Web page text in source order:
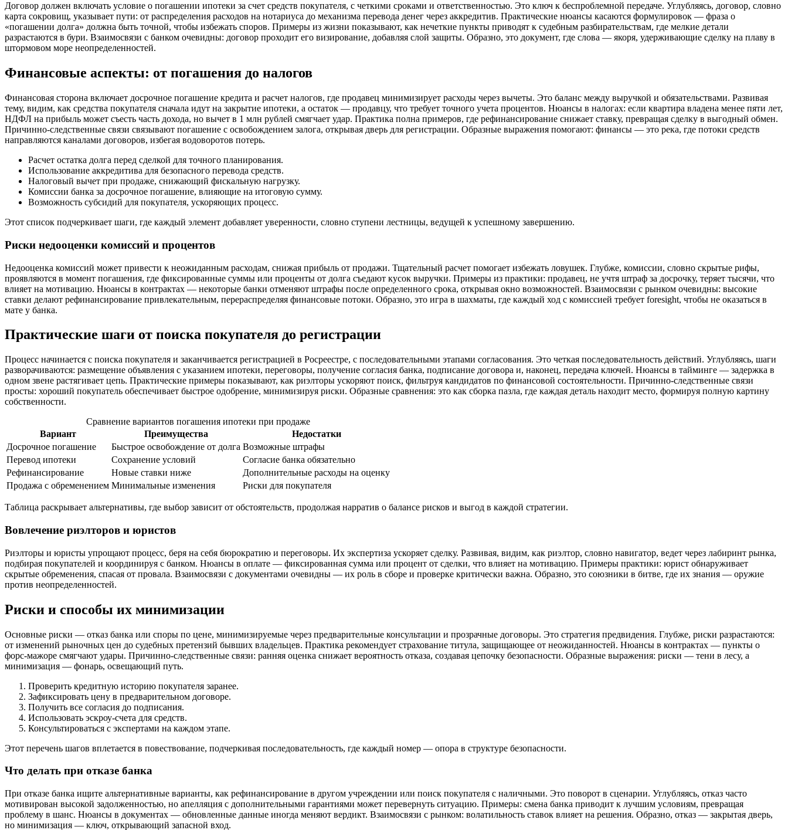
Договор должен включать условие о погашении ипотеки за счет средств покупателя, с четкими сроками и ответственностью. Это ключ к беспроблемной передаче. Углубляясь, договор, словно
карта сокровищ, указывает пути: от распределения расходов на нотариуса до механизма перевода денег через аккредитив. Практические нюансы касаются формулировок — фраза о
«погашении долга» должна быть точной, чтобы избежать споров. Примеры из жизни показывают, как нечеткие пункты приводят к судебным разбирательствам, где мелкие детали
разрастаются в бури. Взаимосвязи с банком очевидны: договор проходит его визирование, добавляя слой защиты. Образно, это документ, где слова — якоря, удерживающие сделку на плаву в
штормовом море неопределенностей.
Финансовые аспекты: от погашения до налогов
Финансовая сторона включает досрочное погашение кредита и расчет налогов, где продавец минимизирует расходы через вычеты. Это баланс между выручкой и обязательствами. Развивая
тему, видим, как средства покупателя сначала идут на закрытие ипотеки, а остаток — продавцу, что требует точного учета процентов. Нюансы в налогах: если квартира владена менее пяти лет,
НДФЛ на прибыль может съесть часть дохода, но вычет в 1 млн рублей смягчает удар. Практика полна примеров, где рефинансирование снижает ставку, превращая сделку в выгодный обмен.
Причинно-следственные связи связывают погашение с освобождением залога, открывая дверь для регистрации. Образные выражения помогают: финансы — это река, где потоки средств
направляются каналами договоров, избегая водоворотов потерь.
Расчет остатка долга перед сделкой для точного планирования.
Использование аккредитива для безопасного перевода средств.
Налоговый вычет при продаже, снижающий фискальную нагрузку.
Комиссии банка за досрочное погашение, влияющие на итоговую сумму.
Возможность субсидий для покупателя, ускоряющих процесс.
Этот список подчеркивает шаги, где каждый элемент добавляет уверенности, словно ступени лестницы, ведущей к успешному завершению.
Риски недооценки комиссий и процентов
Недооценка комиссий может привести к неожиданным расходам, снижая прибыль от продажи. Тщательный расчет помогает избежать ловушек. Глубже, комиссии, словно скрытые рифы,
проявляются в момент погашения, где фиксированные суммы или проценты от долга съедают кусок выручки. Примеры из практики: продавец, не учтя штраф за досрочку, теряет тысячи, что
влияет на мотивацию. Нюансы в контрактах — некоторые банки отменяют штрафы после определенного срока, открывая окно возможностей. Взаимосвязи с рынком очевидны: высокие
ставки делают рефинансирование привлекательным, перераспределяя финансовые потоки. Образно, это игра в шахматы, где каждый ход с комиссией требует foresight, чтобы не оказаться в
мате у банка.
Практические шаги от поиска покупателя до регистрации
Процесс начинается с поиска покупателя и заканчивается регистрацией в Росреестре, с последовательными этапами согласования. Это четкая последовательность действий. Углубляясь, шаги
разворачиваются: размещение объявления с указанием ипотеки, переговоры, получение согласия банка, подписание договора и, наконец, передача ключей. Нюансы в тайминге — задержка в
одном звене растягивает цепь. Практические примеры показывают, как риэлторы ускоряют поиск, фильтруя кандидатов по финансовой состоятельности. Причинно-следственные связи
просты: хороший покупатель обеспечивает быстрое одобрение, минимизируя риски. Образные сравнения: это как сборка пазла, где каждая деталь находит место, формируя полную картину
собственности.
Сравнение вариантов погашения ипотеки при продаже
Вариант
Преимущества
Недостатки
Досрочное погашение
Быстрое освобождение от долга Возможные штрафы
Перевод ипотеки
Сохранение условий
Согласие банка обязательно
Рефинансирование
Новые ставки ниже
Дополнительные расходы на оценку
Продажа с обременением Минимальные изменения Риски для покупателя
Таблица раскрывает альтернативы, где выбор зависит от обстоятельств, продолжая нарратив о балансе рисков и выгод в каждой стратегии.
Вовлечение риэлторов и юристов
Риэлторы и юристы упрощают процесс, беря на себя бюрократию и переговоры. Их экспертиза ускоряет сделку. Развивая, видим, как риэлтор, словно навигатор, ведет через лабиринт рынка,
подбирая покупателей и координируя с банком. Нюансы в оплате — фиксированная сумма или процент от сделки, что влияет на мотивацию. Примеры практики: юрист обнаруживает
скрытые обременения, спасая от провала. Взаимосвязи с документами очевидны — их роль в сборе и проверке критически важна. Образно, это союзники в битве, где их знания — оружие
против неопределенностей.
Риски и способы их минимизации
Основные риски — отказ банка или споры по цене, минимизируемые через предварительные консультации и прозрачные договоры. Это стратегия предвидения. Глубже, риски разрастаются:
от изменений рыночных цен до судебных претензий бывших владельцев. Практика рекомендует страхование титула, защищающее от неожиданностей. Нюансы в контрактах — пункты о
форс-мажоре смягчают удары. Причинно-следственные связи: ранняя оценка снижает вероятность отказа, создавая цепочку безопасности. Образные выражения: риски — тени в лесу, а
минимизация — фонарь, освещающий путь.
Проверить кредитную историю покупателя заранее.
Зафиксировать цену в предварительном договоре.
Получить все согласия до подписания.
Использовать эскроу-счета для средств.
Консультироваться с экспертами на каждом этапе.
Этот перечень шагов вплетается в повествование, подчеркивая последовательность, где каждый номер — опора в структуре безопасности.
Что делать при отказе банка
При отказе банка ищите альтернативные варианты, как рефинансирование в другом учреждении или поиск покупателя с наличными. Это поворот в сценарии. Углубляясь, отказ часто
мотивирован высокой задолженностью, но апелляция с дополнительными гарантиями может перевернуть ситуацию. Примеры: смена банка приводит к лучшим условиям, превращая
проблему в шанс. Нюансы в документах — обновленные данные иногда меняют вердикт. Взаимосвязи с рынком: волатильность ставок влияет на решения. Образно, отказ — закрытая дверь,
но минимизация — ключ, открывающий запасной вход.